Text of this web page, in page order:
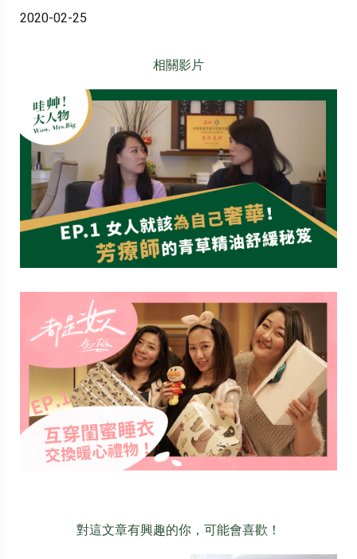
2020-02-25
相關影片
對這文章有興趣的你，可能會喜歡！